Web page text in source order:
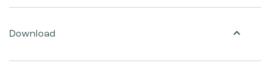
Download